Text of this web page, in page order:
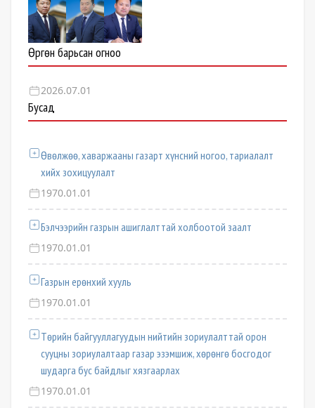
Өргөн барьсан огноо
2026.07.01
Бусад
Өвөлжөө, хаваржааны газарт хүнсний ногоо, тариалалт
хийх зохицуулалт
1970.01.01
Бэлчээрийн газрын ашиглалттай холбоотой заалт
1970.01.01
Газрын ерөнхий хууль
1970.01.01
Төрийн байгууллагуудын нийтийн зориулалттай орон
сууцны зориулалтаар газар эзэмшиж, хөрөнгө босгодог
шударга бус байдлыг хязгаарлах
1970.01.01